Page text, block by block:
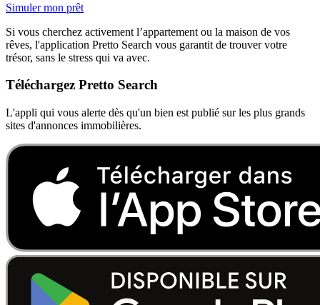
Simuler mon prêt
Si vous cherchez activement l’appartement ou la maison de vos
rêves, l'application Pretto Search vous garantit de trouver votre
trésor, sans le stress qui va avec.
Téléchargez Pretto Search
L'appli qui vous alerte dès qu'un bien est publié sur les plus grands
sites d'annonces immobilières.